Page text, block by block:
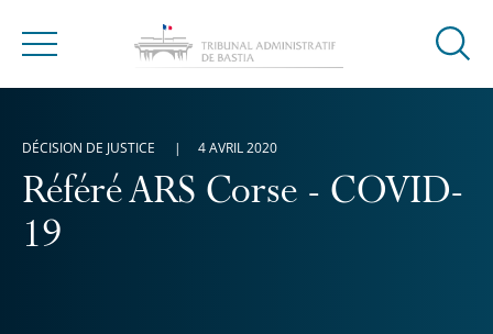
Menu
Ouvrir
Référé ARS Corse - COVID-
19
DÉCISION DE JUSTICE 4 AVRIL 2020